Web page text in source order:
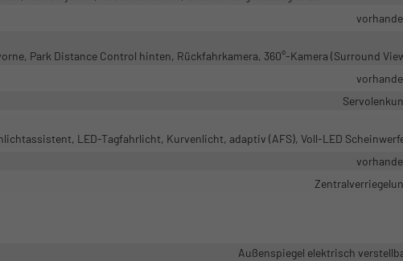
Park Distance Control hinten, Rückfahrkamera, 360°-Kamera (Surround
LED-Tagfahrlicht, Kurvenlicht, adaptiv (AFS), Voll-LED
Außenspiegel elektrisch